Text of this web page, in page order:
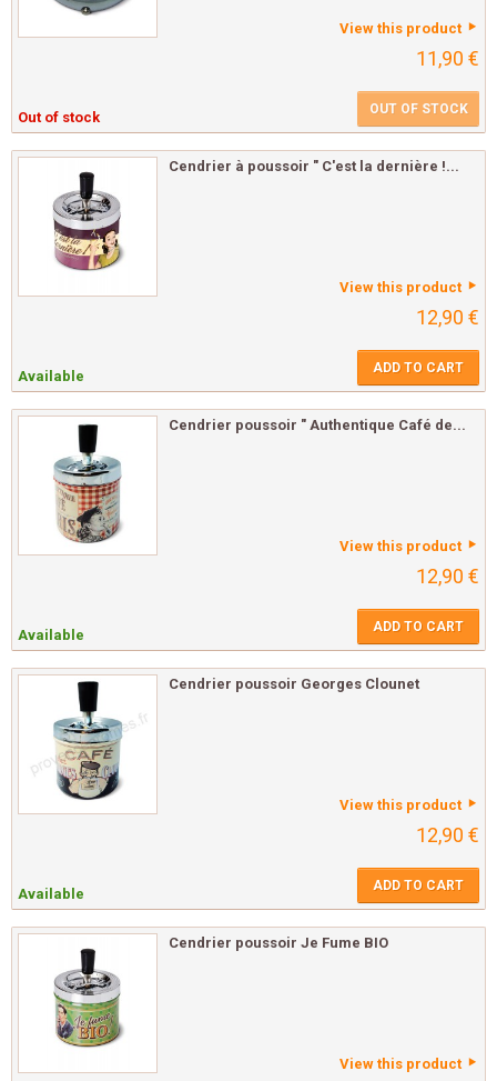
View this product
11,90 €
Out of stock OUT OF STOCK
Cendrier à poussoir " C'est la dernière !...
View this product
12,90 €
Available ADD TO CART
Cendrier poussoir " Authentique Café de...
View this product
12,90 €
Available ADD TO CART
Cendrier poussoir Georges Clounet
View this product
12,90 €
Available ADD TO CART
Cendrier poussoir Je Fume BIO
View this product